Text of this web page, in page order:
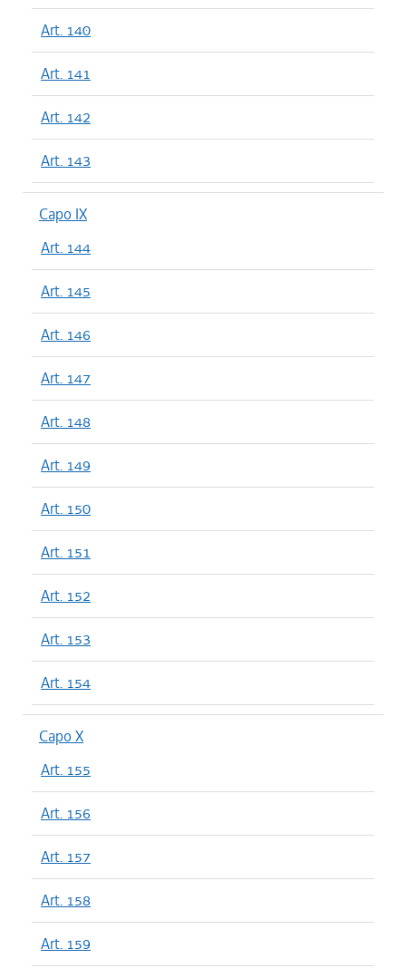
Art. 140
Art. 141
Art. 142
Art. 143
Capo IX
Art. 144
Art. 145
Art. 146
Art. 147
Art. 148
Art. 149
Art. 150
Art. 151
Art. 152
Art. 153
Art. 154
Capo X
Art. 155
Art. 156
Art. 157
Art. 158
Art. 159